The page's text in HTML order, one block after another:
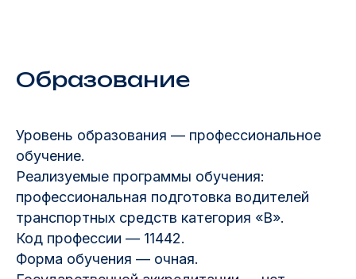
Образование
Уровень образования — профессиональное
обучение.
Реализуемые программы обучения:
профессиональная подготовка водителей
транспортных средств категория «В».
Код профессии — 11442.
Форма обучения — очная.